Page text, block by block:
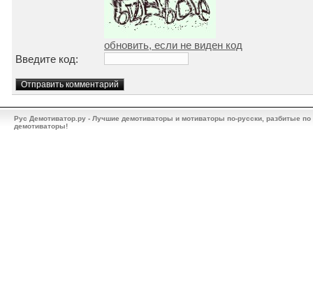
обновить, если не виден код
Введите код:
Рус Демотиватор.ру - Лучшие демотиваторы и мотиваторы по-русски, разбитые
демотиваторы!